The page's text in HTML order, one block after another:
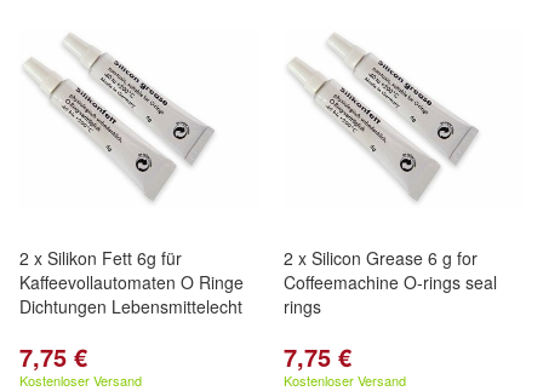
2 x Silikon Fett 6g für
Kaffeevollautomaten O Ringe
Dichtungen Lebensmittelecht
7,75 €
Kostenloser Versand
2 x Silicon Grease 6 g for
Coffeemachine O-rings seal
rings
7,75 €
Kostenloser Versand